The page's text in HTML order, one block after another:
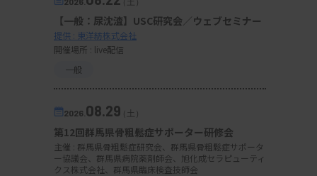
【一般：尿沈渣】USC研究会／ウェブセミナー
提供 : 東洋紡株式会社
開催場所 : live配信
一般
2026. 08.29 （土）
第12回群馬県骨粗鬆症サポーター研修会
主催 : 群馬県骨粗鬆症研究会、群馬県骨粗鬆症サポータ
ー協議会、群馬県病院薬剤師会、旭化成セラピューティ
クス株式会社、群馬県臨床検査技師会